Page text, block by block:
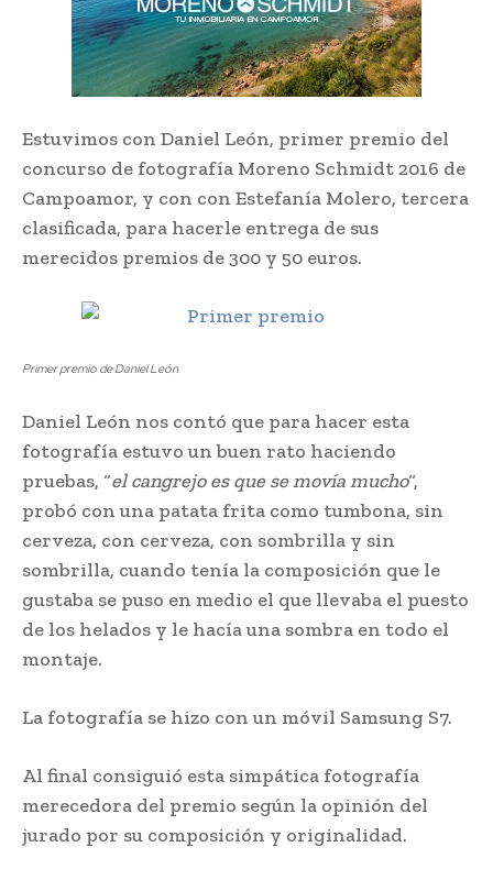
Estuvimos con Daniel León, primer premio del
concurso de fotografía Moreno Schmidt 2016 de
Campoamor, y con con Estefanía Molero, tercera
clasificada, para hacerle entrega de sus
merecidos premios de 300 y 50 euros.
Primer premio de Daniel León
Daniel León nos contó que para hacer esta
fotografía estuvo un buen rato haciendo
pruebas, “el cangrejo es que se movía mucho“,
probó con una patata frita como tumbona, sin
cerveza, con cerveza, con sombrilla y sin
sombrilla, cuando tenía la composición que le
gustaba se puso en medio el que llevaba el puesto
de los helados y le hacía una sombra en todo el
montaje.
La fotografía se hizo con un móvil Samsung S7.
Al final consiguió esta simpática fotografía
merecedora del premio según la opinión del
jurado por su composición y originalidad.